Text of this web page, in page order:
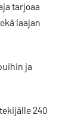
tarjoaa
laajan
ja
240